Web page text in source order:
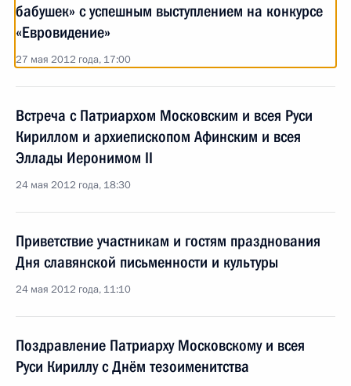
бабушек» с успешным выступлением на конкурсе
«Евровидение»
27 мая 2012 года, 17:00
Встреча с Патриархом Московским и всея Руси
Кириллом и архиепископом Афинским и всея
Эллады Иеронимом II
24 мая 2012 года, 18:30
Приветствие участникам и гостям празднования
Дня славянской письменности и культуры
24 мая 2012 года, 11:10
Поздравление Патриарху Московскому и всея
Руси Кириллу с Днём тезоименитства